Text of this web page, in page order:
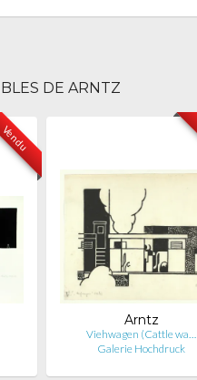
DE ARNTZ
Vendu
Arntz
Viehwagen (Cattle wa…
Galerie Hochdruck